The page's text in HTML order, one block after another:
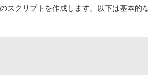
スクリプトを作成します。以下は基本的